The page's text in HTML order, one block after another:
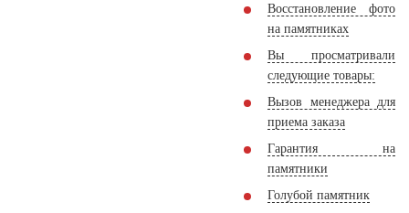
Восстановление фото
на памятниках
Вы просматривали
следующие товары:
Вызов менеджера для
приема заказа
Гарантия на
памятники
Голубой памятник